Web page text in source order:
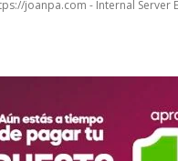
joanpa.com - Internal Server